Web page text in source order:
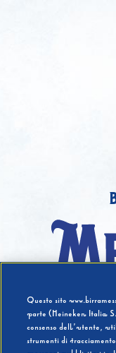
Hai
Questo sito
parte (Heineken Italia
consenso dell’utente,
strumenti di